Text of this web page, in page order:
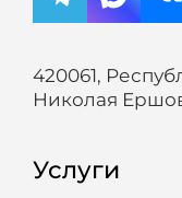
420061,
Николая
Услуги